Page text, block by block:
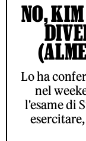
NO,
Lo ha
nel
l'esame di